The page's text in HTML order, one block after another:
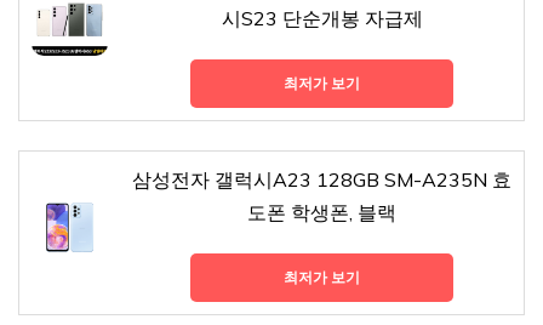
시S23 단순개봉 자급제
최저가 보기
삼성전자 갤럭시A23 128GB SM-A235N 효
도폰 학생폰, 블랙
최저가 보기